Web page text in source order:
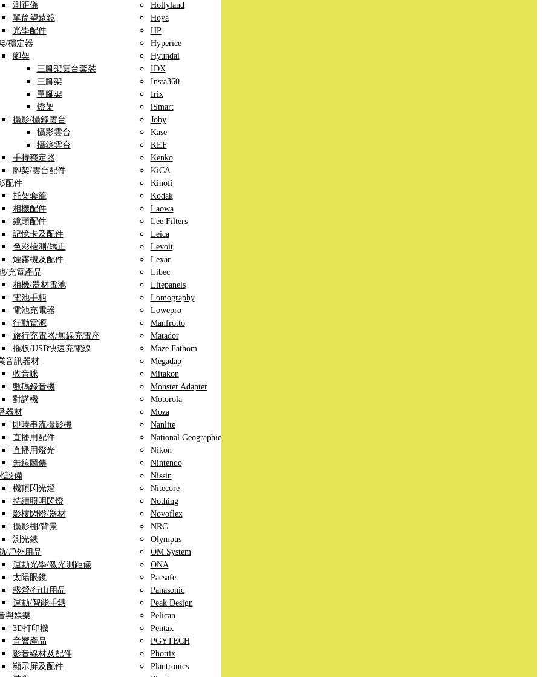
測距儀
單筒望遠鏡
光學配件
/穩定器
腳架
三腳架雲台套裝
三腳架
單腳架
燈架
攝影/攝錄雲台
攝影雲台
攝錄雲台
手持穩定器
腳架/雲台配件
配件
托架套籠
相機配件
鏡頭配件
記憶卡及配件
色彩檢測/矯正
煙霧機及配件
/充電產品
相機/器材電池
電池手柄
電池充電器
行動電源
旅行充電器/無線充電座
拖板/USB快速充電線
音訊器材
收音咪
數碼錄音機
對講機
器材
即時串流攝影機
直播用配件
直播用燈光
無線圖傳
設備
機頂閃光燈
持續照明閃燈
影樓閃燈/器材
攝影棚/背景
測光錶
/戶外用品
運動光學/激光測距儀
太陽眼鏡
露營/行山用品
運動/智能手錶
與娛樂
3D打印機
音響產品
影音線材及配件
顯示屏及配件
Hollyland
Hoya
HP
Hyperice
Hyundai
IDX
Insta360
Irix
iSmart
Joby
Kase
KEF
Kenko
KiCA
Kinofi
Kodak
Laowa
Lee Filters
Leica
Levoit
Lexar
Libec
Litepanels
Lomography
Lowepro
Manfrotto
Matador
Maze Fathom
Megadap
Mitakon
Monster Adapter
Motorola
Moza
Nanlite
National Geographic
Nikon
Nintendo
Nissin
Nitecore
Nothing
Novoflex
NRC
Olympus
OM System
ONA
Pacsafe
Panasonic
Peak Design
Pelican
Pentax
PGYTECH
Phottix
Plantronics